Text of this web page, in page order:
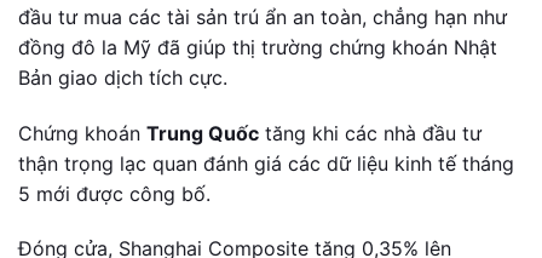
đầu tư mua các tài sản trú ẩn an toàn, chẳng hạn như
đồng đô la Mỹ đã giúp thị trường chứng khoán Nhật
Bản giao dịch tích cực.
Chứng khoán Trung Quốc tăng khi các nhà đầu tư
thận trọng lạc quan đánh giá các dữ liệu kinh tế tháng
5 mới được công bố.
Đóng cửa, Shanghai Composite tăng 0,35% lên